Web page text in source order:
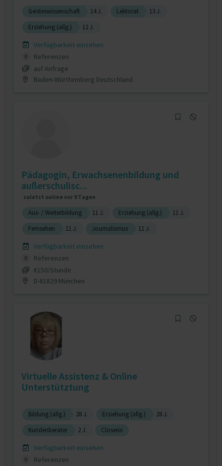
Geisteswissenschaft 14 J. Lektorat
13 J.
Erziehung (allg.)
12 J.
Verfügbarkeit einsehen
0
Referenzen
auf Anfrage
Baden-Württemberg Deutschland
Pädagogin, Erwachsenenbildung und
außerschulisc...
zuletzt online vor 9 Tagen
Aus- / Weiterbildung 11 J. Erziehung (allg.)
11 J.
Fernsehen
11 J. Journalismus 11 J.
Verfügbarkeit einsehen
0
Referenzen
€150/Stunde
D-81829 München
Virtuelle Assistenz & Online
Unterstütztung
Bildung (allg.) 28 J. Erziehung (allg.)
28 J.
Kundenberater
2 J. Closerin
Verfügbarkeit einsehen
0
Referenzen